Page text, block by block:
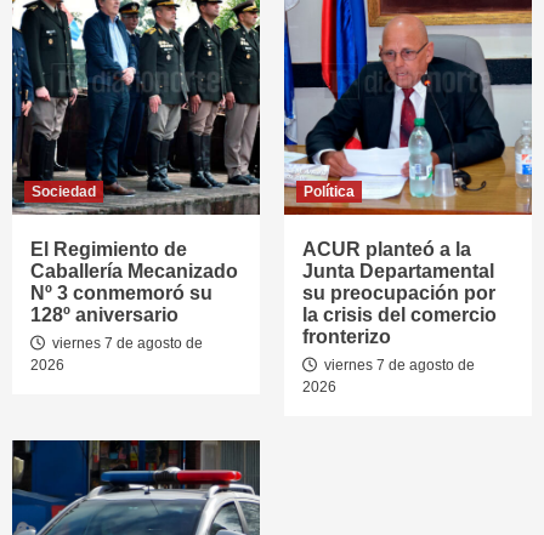
Sociedad
El Regimiento de
Caballería Mecanizado
Nº 3 conmemoró su
128º aniversario
viernes 7 de agosto de
2026
Política
ACUR planteó a la
Junta Departamental
su preocupación por
la crisis del comercio
fronterizo
viernes 7 de agosto de
2026